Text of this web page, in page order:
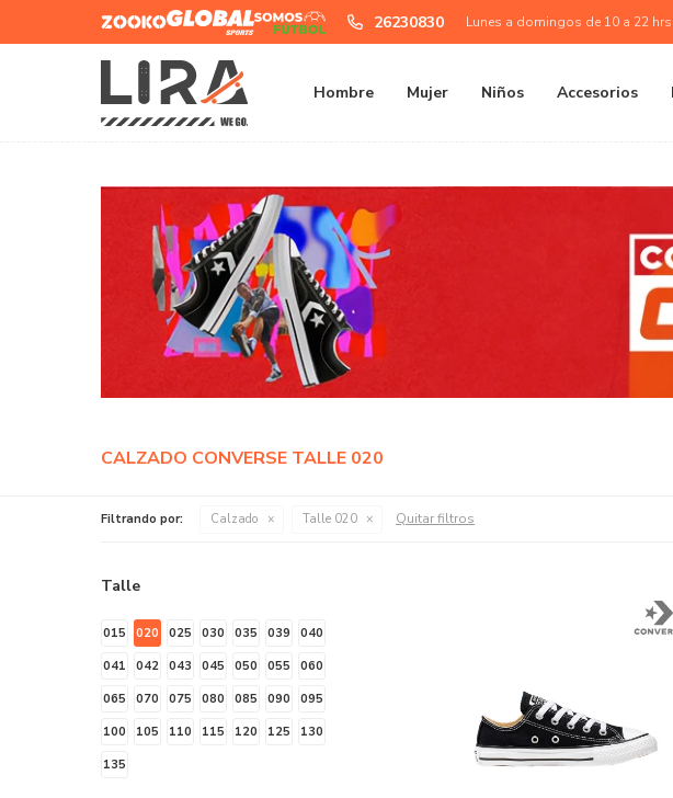
Hombre Mujer Niños Accesorios
Futbol
26230830 Lunes a domingos de 10 a 22 hrs
CALZADO CONVERSE TALLE 020
Filtrando por: Calzado Talle 020 Quitar filtros
Talle
015 020 025 030 035 039
040
041
042 043 045 050 055
060
065
070 075 080 085 090
095
100
105 110 115 120 125
130
135